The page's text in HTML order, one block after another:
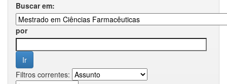
Buscar em:
por
Filtros correntes: